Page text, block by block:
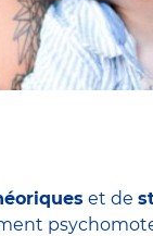
et de